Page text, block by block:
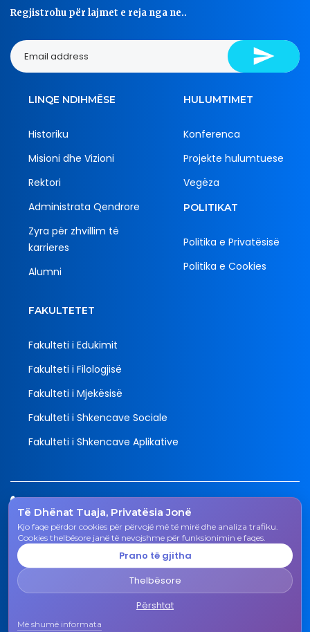
Të Dhënat Tuaja, Privatësia Jonë
Kjo faqe përdor cookies për përvojë më të mirë dhe analiza trafiku.
Cookies thelbësore janë të nevojshme për funksionimin e faqes.
Prano të gjitha
Thelbësore
Përshtat
Më shumë informata
Regjistrohu për lajmet e reja nga ne..
LINQE NDIHMËSE
Historiku
Misioni dhe Vizioni
Rektori
Administrata Qendrore
Zyra për zhvillim të
karrieres
Alumni
HULUMTIMET
Konferenca
Projekte hulumtuese
Vegëza
POLITIKAT
Politika e Privatësisë
Politika e Cookies
FAKULTETET
Fakulteti i Edukimit
Fakulteti i Filologjisë
Fakulteti i Mjekësisë
Fakulteti i Shkencave Sociale
Fakulteti i Shkencave Aplikative
Tel.
038 200 20 831
Email
rektorati@uni-gjk.org
Rektorati - Rr. "Ismail Qemali", n.n., 50 000 Gjakovë,
Republika e Kosovës